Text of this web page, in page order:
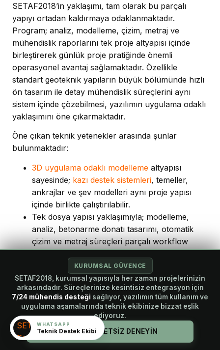
SETAF2018’in yaklaşımı, tam olarak bu parçalı
yapıyı ortadan kaldırmaya odaklanmaktadır.
Program; analiz, modelleme, çizim, metraj ve
mühendislik raporlarını tek proje altyapısı içinde
birleştirerek günlük proje pratiğinde önemli
operasyonel avantaj sağlamaktadır. Özellikle
standart geoteknik yapıların büyük bölümünde hızlı
ön tasarım ile detay mühendislik süreçlerini aynı
sistem içinde çözebilmesi, yazılımın uygulama odaklı
yaklaşımını öne çıkarmaktadır.
Öne çıkan teknik yetenekler arasında şunlar
bulunmaktadır:
3D uygulama odaklı modelleme altyapısı
sayesinde; kazı destek sistemleri, temeller,
ankrajlar ve şev modelleri aynı proje yapısı
içinde birlikte çalıştırılabilir.
Tek dosya yapısı yaklaşımıyla; modelleme,
analiz, betonarme donatı tasarımı, otomatik
çizim ve metraj süreçleri parçalı workflow
oluşturmadan yönetilebilir.
Denklem gösteren lokal ve genel
raporçıktıları sayesinde mühendislik hesapları
“kara kutu” mantığında kalmaz; belediye, yapı
denetim ve resmi kurum süreçlerinde hesap
adımları daha şeffaf şekilde sunulabilir. Bu
yaklaşım özellikle denetlenebilir mühendislik
açısından önemli avantaj sağlar.
KURUMSAL GÜVENCE
SETAF2018, kurumsal yapısıyla her zaman projelerinizin
arkasındadır. Süreçlerinize kesintisiz entegrasyon için
7/24 mühendis desteği sağlıyor, yazılımın tüm kullanım ve
uygulama aşamalarında teknik ekibinize bizzat eşlik
ediyoruz.
HEMEN ÜCRETSİZ DENEYİN
WHATSAPP
Teknik Destek Ekibi